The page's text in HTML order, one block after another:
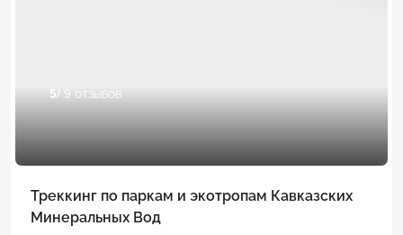
5/ 9 отзывов
Треккинг по паркам и экотропам Кавказских
Минеральных Вод